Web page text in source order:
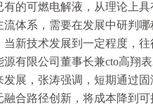
有的可燃电解液，从理论上
流体系，需要在发展中研判
新技术发展到一定程度，
源有限公司董事长兼cto高翔
发展，张涛强调，短期通过
融合路径创新，将成本降到